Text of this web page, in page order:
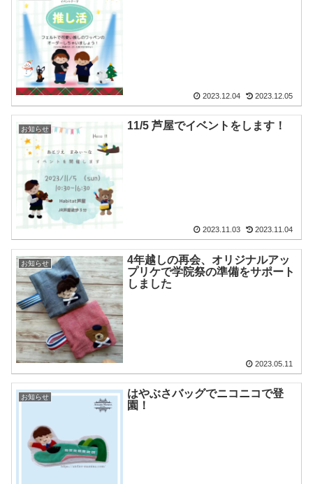
2023.12.04 2023.12.05
お知らせ 11/5 芦屋でイベントをします！
2023.11.03 2023.11.04
お知らせ
4年越しの再会、オリジナルアッ
プリケで学院祭の準備をサポート
しました
2023.05.11
お知らせ
はやぶさバッグでニコニコで登
園！